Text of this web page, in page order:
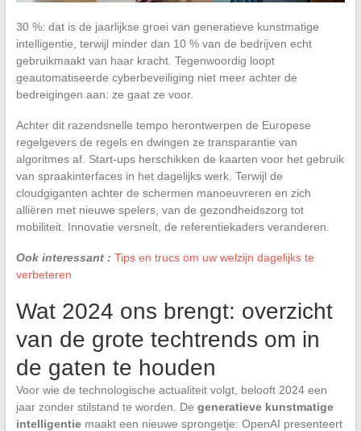
30 %: dat is de jaarlijkse groei van generatieve kunstmatige
intelligentie, terwijl minder dan 10 % van de bedrijven echt
gebruikmaakt van haar kracht. Tegenwoordig loopt
geautomatiseerde cyberbeveiliging niet meer achter de
bedreigingen aan: ze gaat ze voor.
Achter dit razendsnelle tempo herontwerpen de Europese
regelgevers de regels en dwingen ze transparantie van
algoritmes af. Start-ups herschikken de kaarten voor het gebruik
van spraakinterfaces in het dagelijks werk. Terwijl de
cloudgiganten achter de schermen manoeuvreren en zich
alliëren met nieuwe spelers, van de gezondheidszorg tot
mobiliteit. Innovatie versnelt, de referentiekaders veranderen.
Ook interessant : Tips en trucs om uw welzijn dagelijks te
verbeteren
Wat 2024 ons brengt: overzicht
van de grote techtrends om in
de gaten te houden
Voor wie de technologische actualiteit volgt, belooft 2024 een
jaar zonder stilstand te worden. De generatieve kunstmatige
intelligentiemaakt een nieuwe sprongetje: OpenAI presenteert